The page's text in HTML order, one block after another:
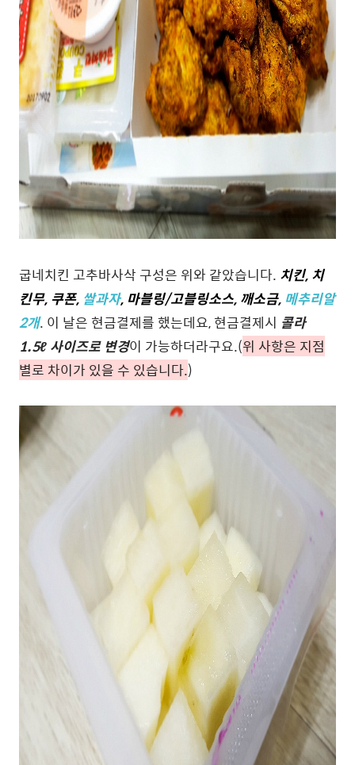
굽네치킨 고추바사삭 구성은 위와 같았습니다. 치킨, 치
킨무, 쿠폰, 쌀과자, 마블링/고블링소스, 깨소금, 메추리알
2개. 이 날은 현금결제를 했는데요, 현금결제시 콜라
1.5ℓ 사이즈로 변경이 가능하더라구요.(위 사항은 지점
별로 차이가 있을 수 있습니다.)